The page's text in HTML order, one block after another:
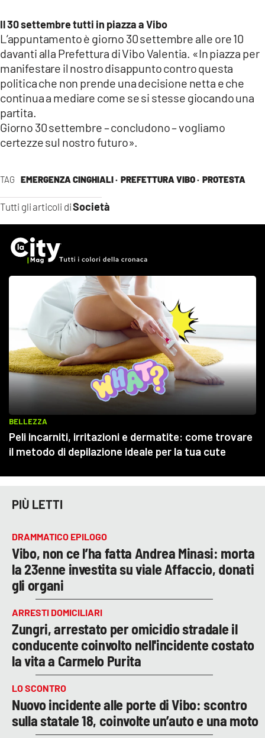
TAG EMERGENZA CINGHIALI · PREFETTURA VIBO · PROTESTA
Tutti gli articoli diSocietà
Il 30 settembre tutti in piazza a Vibo
L’appuntamento è giorno 30 settembre alle ore 10
davanti alla Prefettura di Vibo Valentia. «In piazza per
manifestare il nostro disappunto contro questa
politica che non prende una decisione netta e che
continua a mediare come se si stesse giocando una
partita.
Giorno 30 settembre – concludono – vogliamo
certezze sul nostro futuro».
PIÙ LETTI
DRAMMATICO EPILOGO
Vibo, non ce l’ha fatta Andrea Minasi: morta
la 23enne investita su viale Affaccio, donati
gli organi
ARRESTI DOMICILIARI
Zungri, arrestato per omicidio stradale il
conducente coinvolto nell'incidente costato
la vita a Carmelo Purita
LO SCONTRO
Nuovo incidente alle porte di Vibo: scontro
sulla statale 18, coinvolte un’auto e una moto